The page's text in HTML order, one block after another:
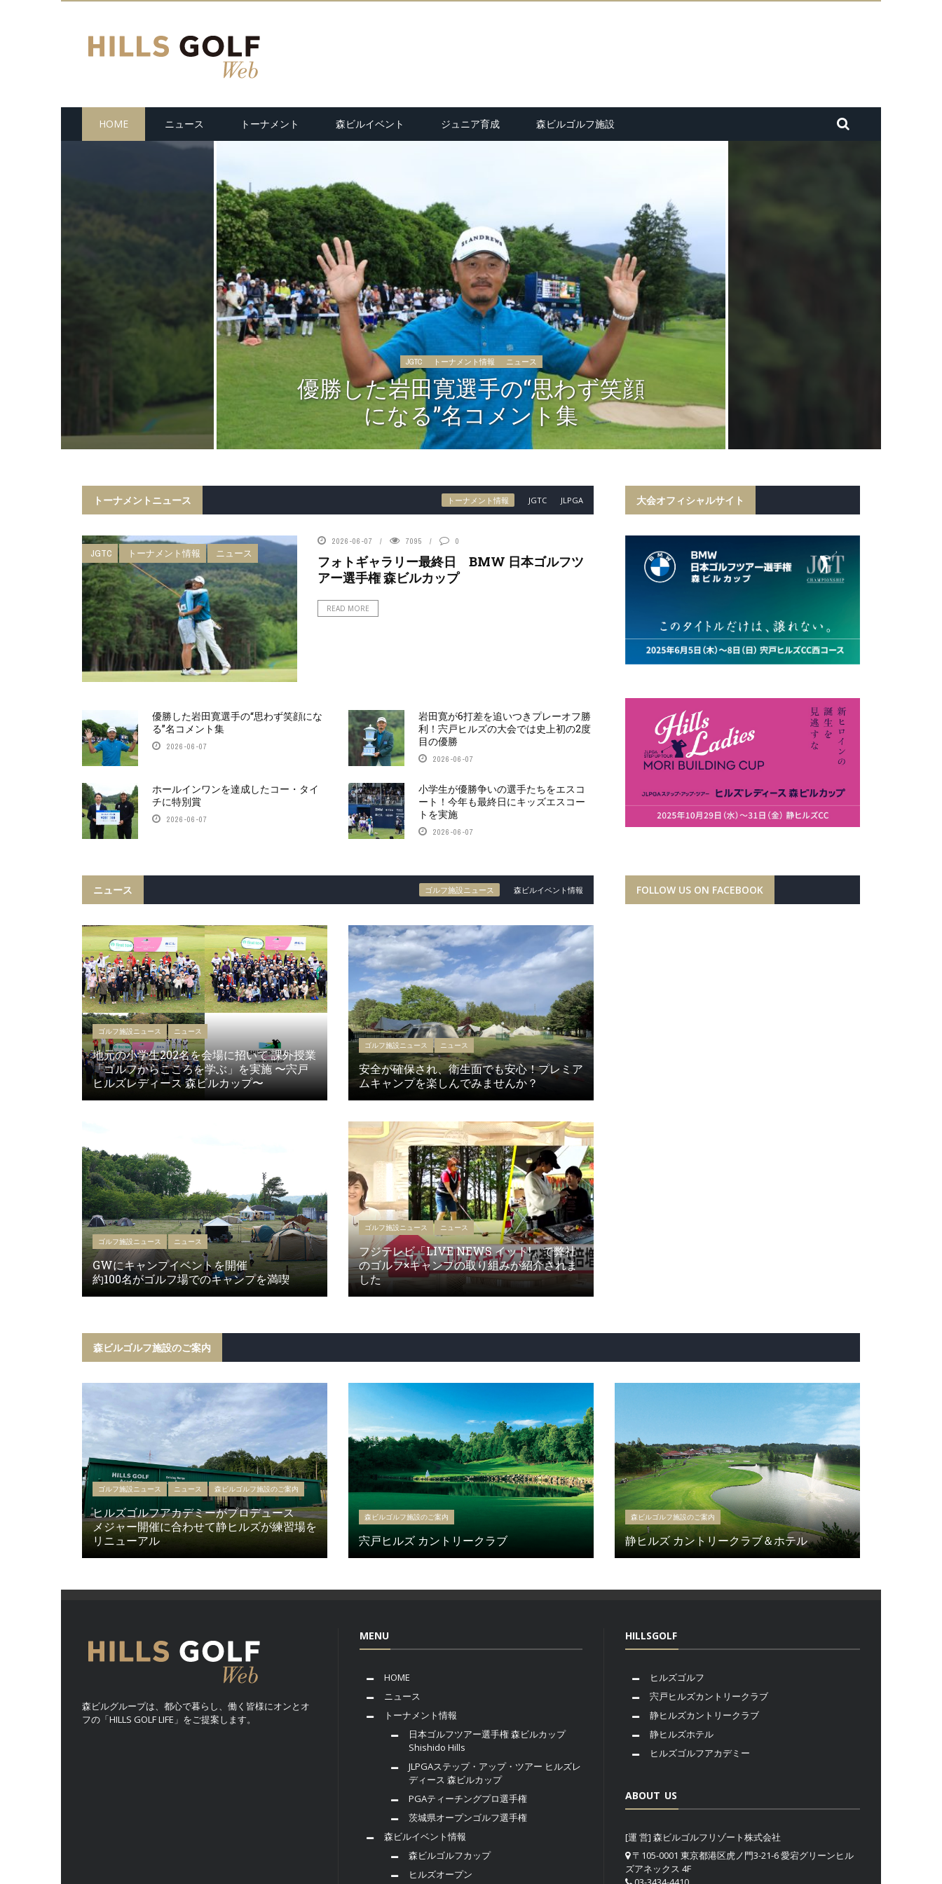
HOME ニュース トーナメント 森ビルイベント ジュニア育成 森ビルゴルフ施設
森ビルカッ
JGTC トーナメント情報 ニュース
優勝した岩田寛選手の“思わず笑顔
になる”名コメント集
トーナメントニュース トーナメント情報 JGTC JLPGA
JGTC トーナメント情報 ニュース
2026-06-07 7095 0
フォトギャラリー最終日 BMW 日本ゴルフツ
アー選手権 森ビルカップ
READ MORE
優勝した岩田寛選手の“思わず笑顔にな
る”名コメント集
2026-06-07
岩田寛が6打差を追いつきプレーオフ勝
利！宍戸ヒルズの大会では史上初の2度
目の優勝
2026-06-07
ホールインワンを達成したコー・タイ
チに特別賞
2026-06-07
小学生が優勝争いの選手たちをエスコ
ート！今年も最終日にキッズエスコー
トを実施
2026-06-07
大会オフィシャルサイト
ニュース ゴルフ施設ニュース 森ビルイベント情報
ゴルフ施設ニュース ニュース
地元の小学生202名を会場に招いて 課外授業
「ゴルフからこころを学ぶ」を実施 〜宍戸
ヒルズレディース 森ビルカップ〜
ゴルフ施設ニュース ニュース
安全が確保され、衛生面でも安心！プレミア
ムキャンプを楽しんでみませんか？
ゴルフ施設ニュース ニュース
GWにキャンプイベントを開催
約100名がゴルフ場でのキャンプを満喫
ゴルフ施設ニュース ニュース
フジテレビ「LIVE NEWS イット!」で弊社
のゴルフ×キャンプの取り組みが紹介されま
した
FOLLOW US ON FACEBOOK
森ビルゴルフ施設のご案内
ゴルフ施設ニュース ニュース 森ビルゴルフ施設のご案内
ヒルズゴルフアカデミーがプロデュース
メジャー開催に合わせて静ヒルズが練習場を
リニューアル
森ビルゴルフ施設のご案内
宍戸ヒルズ カントリークラブ
森ビルゴルフ施設のご案内
静ヒルズ カントリークラブ＆ホテル
森ビルグループは、都心で暮らし、働く皆様にオンとオ
フの「HILLS GOLF LIFE」をご提案します。
MENU
HOME
ニュース
トーナメント情報
日本ゴルフツアー選手権 森ビルカップ
Shishido Hills
JLPGAステップ・アップ・ツアー ヒルズレ
ディース 森ビルカップ
PGAティーチングプロ選手権
茨城県オープンゴルフ選手権
森ビルイベント情報
森ビルゴルフカップ
ヒルズオープン
HILLSGOLF
ヒルズゴルフ
宍戸ヒルズカントリークラブ
静ヒルズカントリークラブ
静ヒルズホテル
ヒルズゴルフアカデミー
ABOUT US
[運 営] 森ビルゴルフリゾート株式会社
〒105-0001 東京都港区虎ノ門3-21-6 愛宕グリーンヒル
ズアネックス 4F